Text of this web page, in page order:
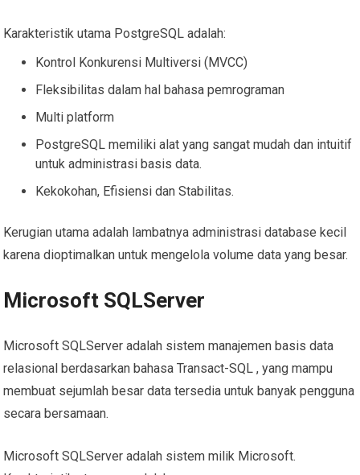
Karakteristik utama PostgreSQL adalah:
Kontrol Konkurensi Multiversi (MVCC)
Fleksibilitas dalam hal bahasa pemrograman
Multi platform
PostgreSQL memiliki alat yang sangat mudah dan intuitif
untuk administrasi basis data.
Kekokohan, Efisiensi dan Stabilitas.
Kerugian utama adalah lambatnya administrasi database kecil
karena dioptimalkan untuk mengelola volume data yang besar.
Microsoft SQLServer
Microsoft SQLServer adalah sistem manajemen basis data
relasional berdasarkan bahasa Transact-SQL , yang mampu
membuat sejumlah besar data tersedia untuk banyak pengguna
secara bersamaan.
Microsoft SQLServer adalah sistem milik Microsoft.